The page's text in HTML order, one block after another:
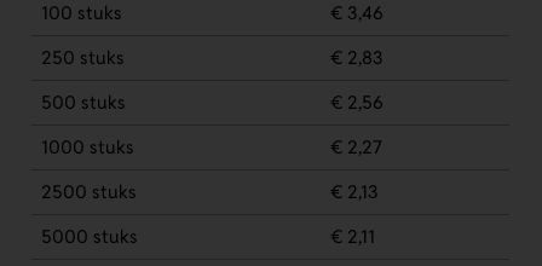
100 stuks
€ 3,46
250 stuks
€ 2,83
500 stuks
€ 2,56
1000 stuks
€ 2,27
2500 stuks
€ 2,13
5000 stuks
€ 2,11